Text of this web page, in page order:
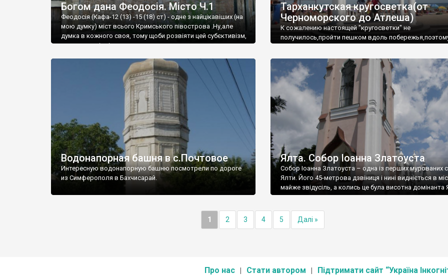
Богом дана Феодосія. Місто Ч.1
Феодосія (Кафа-12 (13) -15 (18) ст) - одне з найцікавіших (на
мою думку) міст всього Кримського півострова .Ну,але
думка в кожного своя, тому щоби розвіяти цей субєктивізм,
запрошую відвідати це
Тарханкутская кругосветка(от
Черноморского до Атлеша)
К сожалению настоящей "кругосветки" не
получилось,пройти пешком вдоль
Водонапорная башня в с.Почтовое
Интересную водонапорную башню посмотрели по дороге
из Симферополя в Бахчисарай.
Ялта. Собор Іоанна Златоуста
Собор Іоанна Златоуста – одна із перших мурованих
Ялти. Його 45-метрова дзвіниця і нині видніється в
майже звідусіль, а колись це була висотна домінанта
1 2 3 4 5 Далі »
Про нас Стати автором Підтримати сайт “Україна